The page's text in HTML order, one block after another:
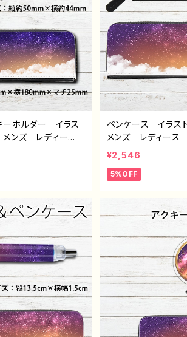
ホルダー イラス
ンズ レディー
性的 綺麗 人
リエイター 絵師
ズ タイトル：闇夜
ペンケース イラ
メンズ レディー
的 綺麗 人気 イラ
ター 絵師 オリ
タイトル：「黄昏の
¥2,546
5%OFF